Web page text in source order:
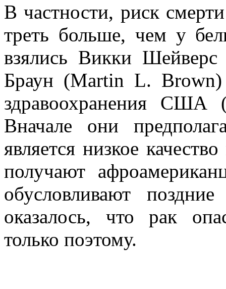
В частности, риск
треть больше, чем у
взялись Викки
Браун (Martin L. Brown)
здравоохранения США
Вначале они
является низкое
получают
обусловливают
оказалось, что рак
только поэтому.